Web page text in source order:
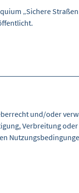
„Sichere
und/oder
Verbreitung